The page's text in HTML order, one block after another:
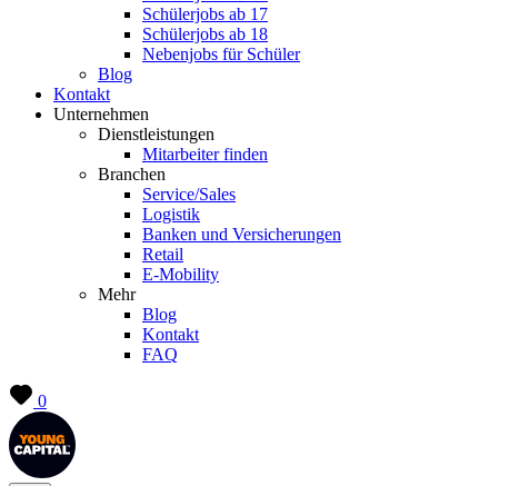
Schülerjobs ab 17
Schülerjobs ab 18
Nebenjobs für Schüler
Blog
Kontakt
Unternehmen
Dienstleistungen
Mitarbeiter finden
Branchen
Service/Sales
Logistik
Banken und Versicherungen
Retail
E-Mobility
Mehr
Blog
Kontakt
FAQ
0